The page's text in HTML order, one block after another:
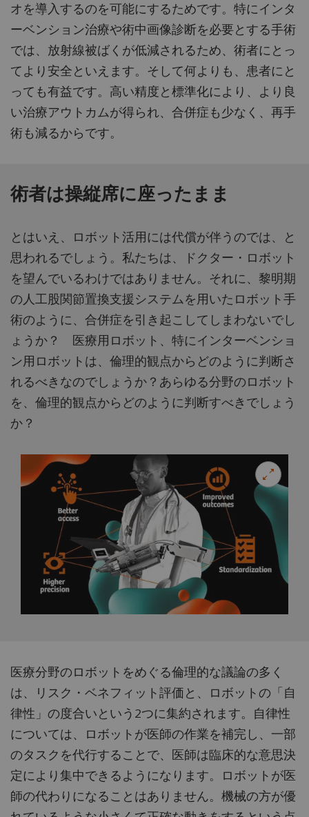
オを導入するのを可能にするためです。特にインタ
ーベンション治療や術中画像診断を必要とする手術
では、放射線被ばくが低減されるため、術者にとっ
てより安全といえます。そして何よりも、患者にと
っても有益です。高い精度と標準化により、より良
い治療アウトカムが得られ、合併症も少なく、再手
術も減るからです。
術者は操縦席に座ったまま
とはいえ、ロボット活用には代償が伴うのでは、と
思われるでしょう。私たちは、ドクター・ロボット
を望んでいるわけではありません。それに、黎明期
の人工股関節置換支援システムを用いたロボット手
術のように、合併症を引き起こしてしまわないでし
ょうか？ 医療用ロボット、特にインターベンショ
ン用ロボットは、倫理的観点からどのように判断さ
れるべきなのでしょうか？あらゆる分野のロボット
を、倫理的観点からどのように判断すべきでしょう
か？
医療分野のロボットをめぐる倫理的な議論の多く
は、リスク・ベネフィット評価と、ロボットの「自
律性」の度合いという2つに集約されます。自律性
については、ロボットが医師の作業を補完し、一部
のタスクを代行することで、医師は臨床的な意思決
定により集中できるようになります。ロボットが医
師の代わりになることはありません。機械の方が優